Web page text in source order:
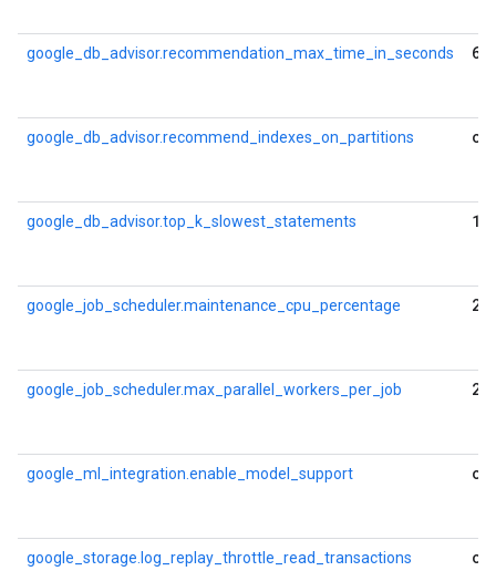
google_db_advisor.recommendation_max_time_in_seconds
google_db_advisor.recommend_indexes_on_partitions
google_db_advisor.top_k_slowest_statements
google_job_scheduler.maintenance_cpu_percentage 20
google_job_scheduler.max_parallel_workers_per_job 2
google_ml_integration.enable_model_support
google_storage.log_replay_throttle_read_transactions on